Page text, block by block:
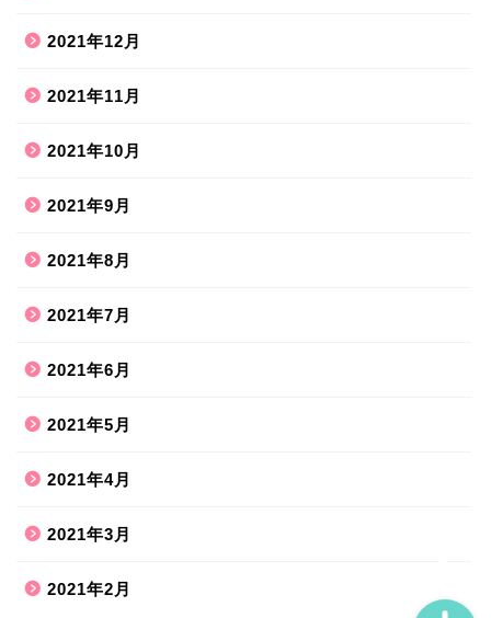
2021年12月
2021年11月
2021年10月
2021年9月
2021年8月
2021年7月
2021年6月
2021年5月
2021年4月
2021年3月
2021年2月